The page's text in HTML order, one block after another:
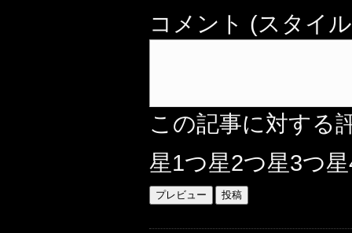
コメント (スタイ
この記事に対する
星1つ星2つ星3つ